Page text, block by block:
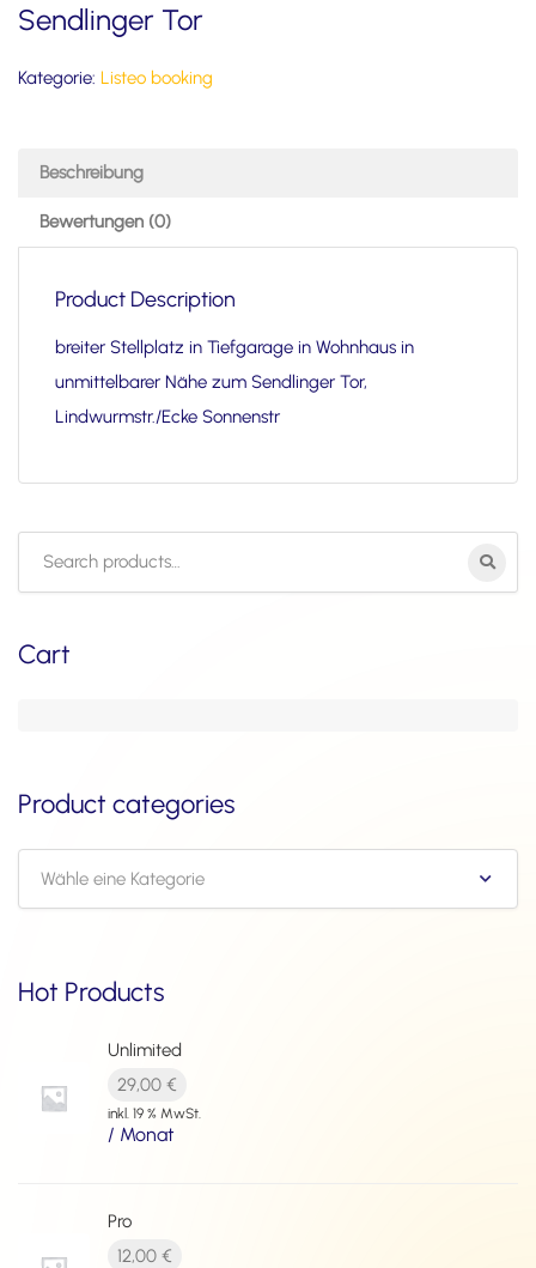
Sendlinger Tor
Kategorie: Listeo booking
Beschreibung
Bewertungen (0)
Product Description
breiter Stellplatz in Tiefgarage in Wohnhaus in
unmittelbarer Nähe zum Sendlinger Tor,
Lindwurmstr./Ecke Sonnenstr
Cart
Product categories
Wähle eine Kategorie
Hot Products
Unlimited
29,00 €
inkl. 19 % MwSt.
/ Monat
Pro
12,00 €